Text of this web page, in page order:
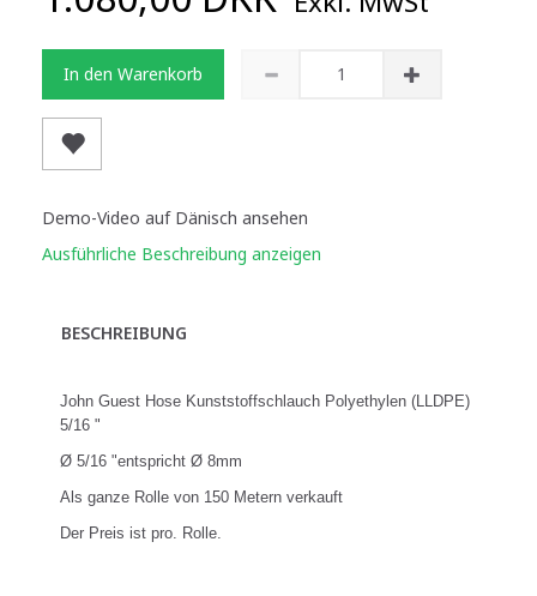
In den Warenkorb
Demo-Video auf Dänisch ansehen
Ausführliche Beschreibung anzeigen
BESCHREIBUNG
John Guest Hose Kunststoffschlauch Polyethylen (LLDPE)
5/16 "
Ø 5/16 "entspricht Ø 8mm
Als ganze Rolle von 150 Metern verkauft
Der Preis ist pro. Rolle.